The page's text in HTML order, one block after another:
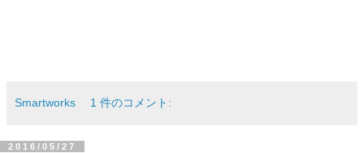
Smartworks 1 件のコメント:
2016/05/27